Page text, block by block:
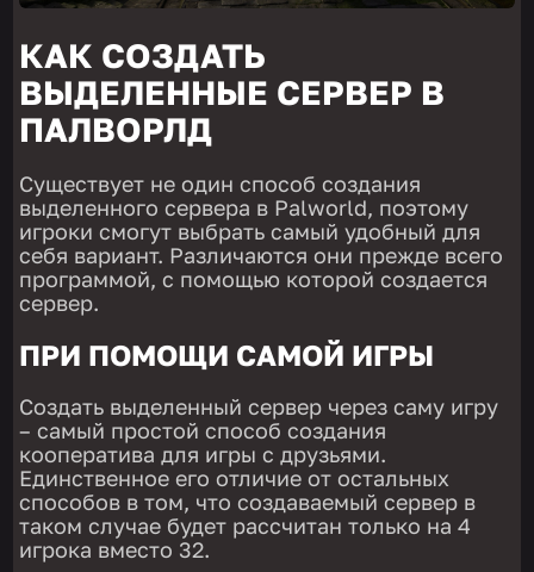
КАК СОЗДАТЬ
ВЫДЕЛЕННЫЕ СЕРВЕР В
ПАЛВОРЛД
Существует не один способ создания
выделенного сервера в Palworld, поэтому
игроки смогут выбрать самый удобный для
себя вариант. Различаются они прежде всего
программой, с помощью которой создается
сервер.
ПРИ ПОМОЩИ САМОЙ ИГРЫ
Создать выделенный сервер через саму игру
– самый простой способ создания
кооператива для игры с друзьями.
Единственное его отличие от остальных
способов в том, что создаваемый сервер в
таком случае будет рассчитан только на 4
игрока вместо 32.